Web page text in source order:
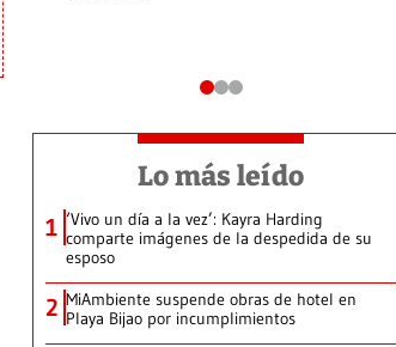
Lo más leído
1 ‘Vivo un día a la vez’: Kayra Harding
comparte imágenes de la despedida de su
esposo
2 MiAmbiente suspende obras de hotel en
Playa Bijao por incumplimientos